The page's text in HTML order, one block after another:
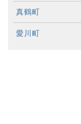
真鶴町
愛川町